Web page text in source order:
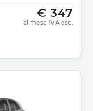
€ 347
al mese IVA esc.